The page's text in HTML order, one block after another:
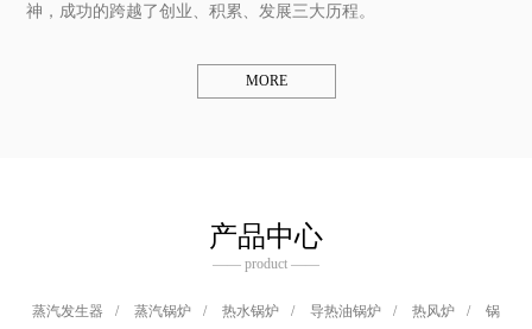
神，成功的跨越了创业、积累、发展三大历程。
MORE
产品中心
—— product ——
蒸汽发生器 / 蒸汽锅炉 / 热水锅炉 / 导热油锅炉 / 热风炉 /
锅